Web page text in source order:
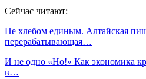
Сейчас читают:
Не хлебом единым. Алтайская
перерабатывающая…
И не одно «Но!» Как экономика
в…